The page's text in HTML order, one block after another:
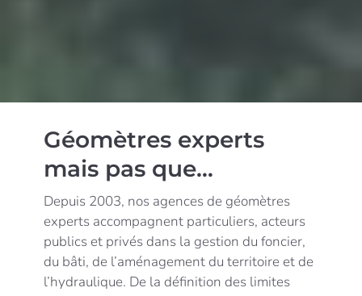
Géomètres experts
mais pas que…
Depuis 2003, nos agences de géomètres
experts accompagnent particuliers, acteurs
publics et privés dans la gestion du foncier,
du bâti, de l’aménagement du territoire et de
l’hydraulique. De la définition des limites